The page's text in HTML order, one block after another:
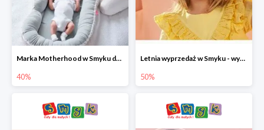
Marka Motherhood w Smyku do -40%
40%
Letnia wyprzedaż w Smyku - wybrane ubrania i buty do -50%
50%